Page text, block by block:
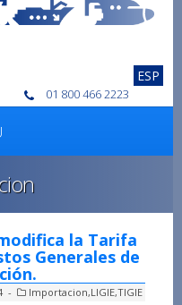
ESP
01 800 466 2223
la Tarifa
Generales de
- Importacion,LIGIE,TIGIE